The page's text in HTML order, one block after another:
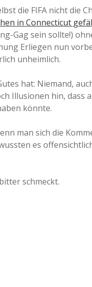
die FIFA nicht die
in Connecticut
Gag sein sollte!)
Erliegen nun
unheimlich.
hat: Niemand,
Illusionen hin, dass
könnte.
man sich die
es
schmeckt.